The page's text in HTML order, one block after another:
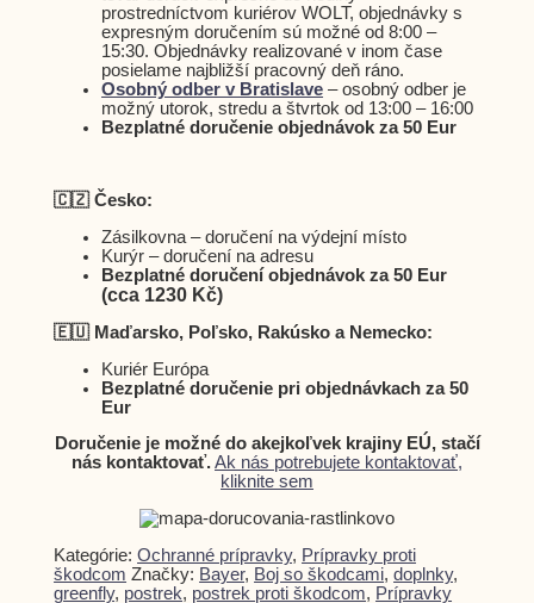
prostredníctvom kuriérov WOLT, objednávky s
expresným doručením sú možné od 8:00 –
15:30. Objednávky realizované v inom čase
posielame najbližší pracovný deň ráno.
Osobný odber v Bratislave – osobný odber je
možný utorok, stredu a štvrtok od 13:00 – 16:00
Bezplatné doručenie objednávok za 50 Eur
🇨🇿 Česko:
Zásilkovna – doručení na výdejní místo
Kurýr – doručení na adresu
Bezplatné doručení objednávok za 50 Eur
(cca 1230 Kč)
🇪🇺 Maďarsko, Poľsko, Rakúsko a Nemecko:
Kuriér Európa
Bezplatné doručenie pri objednávkach za 50
Eur
Doručenie je možné do akejkoľvek krajiny EÚ, stačí
nás kontaktovať.Ak nás potrebujete kontaktovať,
kliknite sem
Kategórie:Ochranné prípravky, Prípravky proti
škodcom Značky: Bayer, Boj so škodcami,doplnky,
greenfly, postrek, postrek proti škodcom, Prípravky